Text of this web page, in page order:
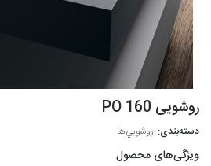
روشویی PO 160
روشويي‌ها
ویژگی‌های محصول